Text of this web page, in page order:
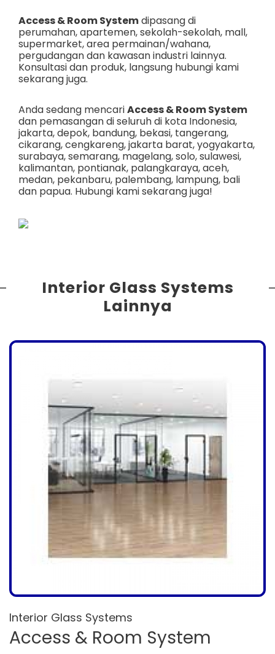
Access & Room Systemdipasang di
perumahan, apartemen, sekolah-sekolah, mall,
supermarket, area permainan/wahana,
pergudangan dan kawasan industri lainnya.
Konsultasi dan produk, langsung hubungi kami
sekarang juga.
Anda sedang mencariAccess & Room System
dan pemasangan di seluruh di kota Indonesia,
jakarta,depok, bandung, bekasi, tangerang,
cikarang,cengkareng,jakarta barat,yogyakarta,
surabaya,semarang, magelang,solo,sulawesi,
kalimantan, pontianak, palangkaraya,aceh,
medan, pekanbaru, palembang, lampung, bali
dan papua. Hubungi kami sekarang juga!
Interior Glass Systems
Lainnya
Interior Glass Systems
Access & Room System